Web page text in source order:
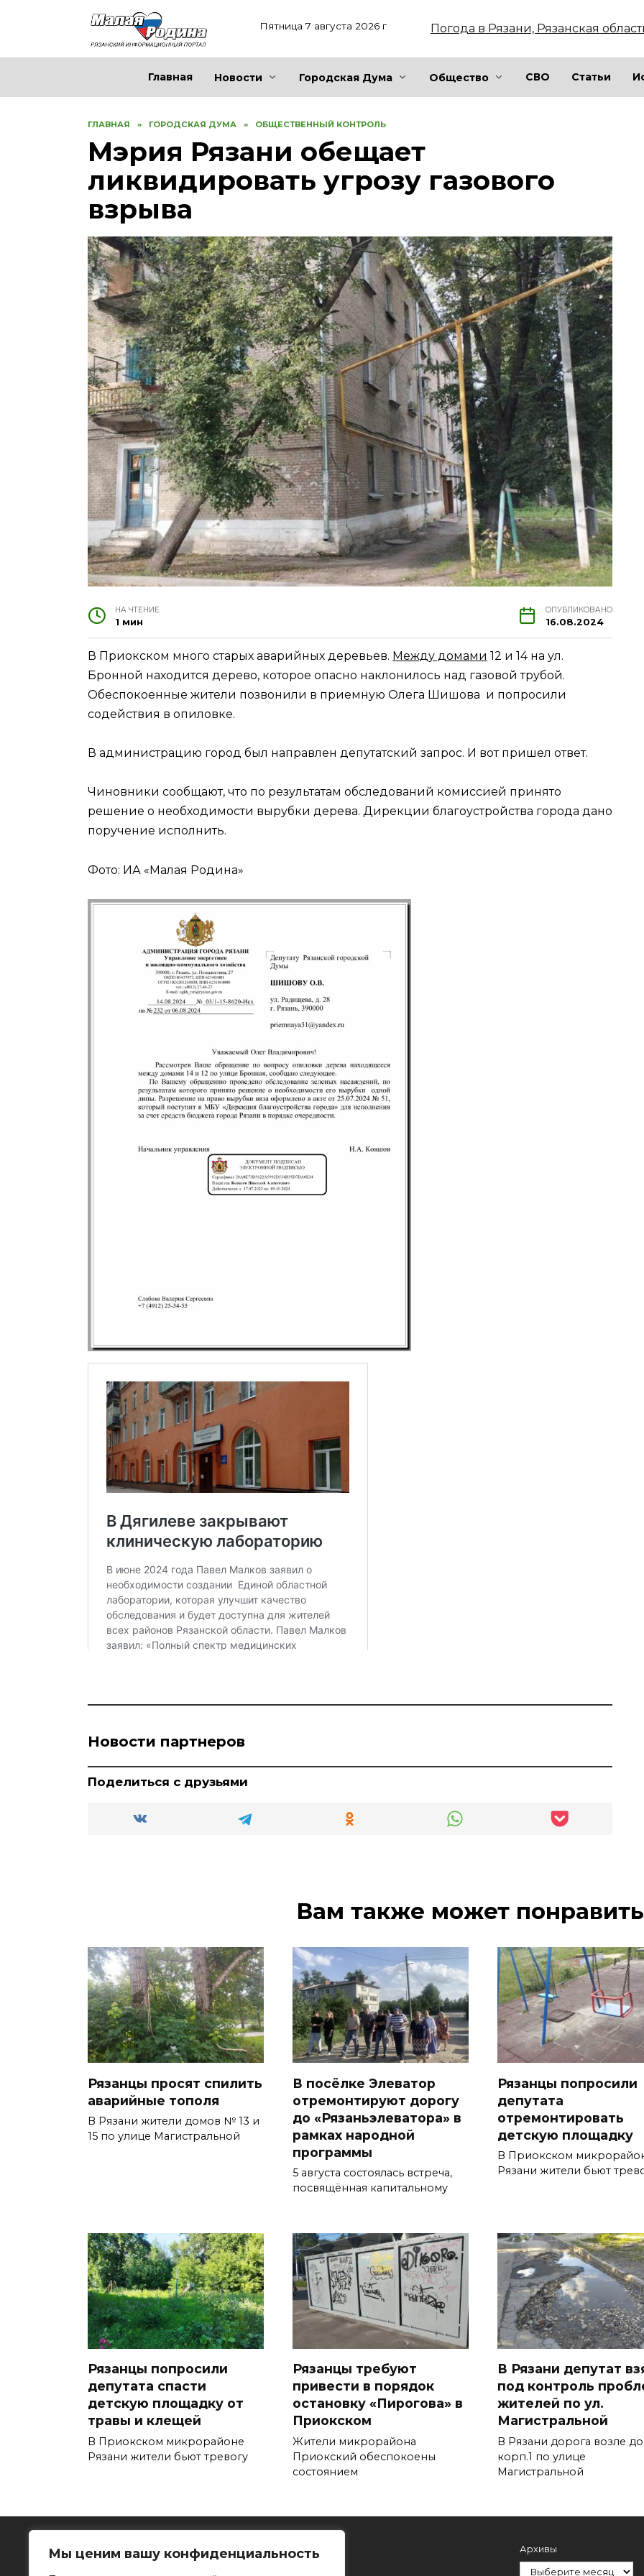
Мы ценим вашу конфиденциальность
Пятница 7 августа 2026 г Погода в Рязани, Рязанская
Главная Новости Городская Дума Общество СВО Статьи
ГЛАВНАЯ » ГОРОДСКАЯ ДУМА » ОБЩЕСТВЕННЫЙ КОНТРОЛЬ
Мэрия Рязани обещает
ликвидировать угрозу газового
взрыва
НА ЧТЕНИЕ
1 мин
ОПУБЛИКОВАНО
16.08.2024
В Приокском много старых аварийных деревьев. Между домами 12 и 14 на ул.
Бронной находится дерево, которое опасно наклонилось над газовой трубой.
Обеспокоенные жители позвонили в приемную Олега Шишова и попросили
содействия в опиловке.
В администрацию город был направлен депутатский запрос. И вот пришел ответ.
Чиновники сообщают, что по результатам обследований комиссией принято
решение о необходимости вырубки дерева. Дирекции благоустройства города дано
поручение исполнить.
Фото: ИА «Малая Родина»
Новости партнеров
Поделиться с друзьями
Вам также может
Рязанцы просят спилить
аварийные тополя
В Рязани жители домов № 13 и
15 по улице Магистральной
В посёлке Элеватор
отремонтируют дорогу
до «Рязаньэлеватора» в
рамках народной
программы
5 августа состоялась встреча,
посвящённая капитальному
Рязанцы попросили
депутата
отремонтировать
детскую площадку
В Приокском
Рязани жители бьют
Рязанцы попросили
депутата спасти
детскую площадку от
травы и клещей
В Приокском микрорайоне
Рязани жители бьют тревогу
Рязанцы требуют
привести в порядок
остановку «Пирогова» в
Приокском
Жители микрорайона
Приокский обеспокоены
состоянием
В Рязани депутат
под контроль
жителей по ул.
Магистральной
В Рязани дорога возле
корп.1 по улице
Магистральной
Архивы